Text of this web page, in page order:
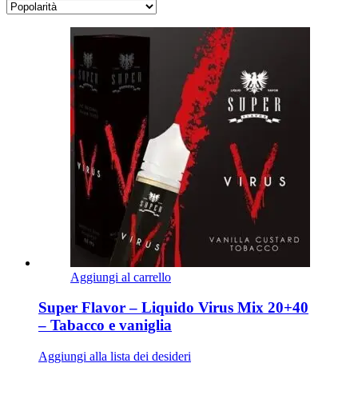
Aggiungi al carrello
Super Flavor – Liquido Virus Mix 20+40
– Tabacco e vaniglia
Aggiungi alla lista dei desideri